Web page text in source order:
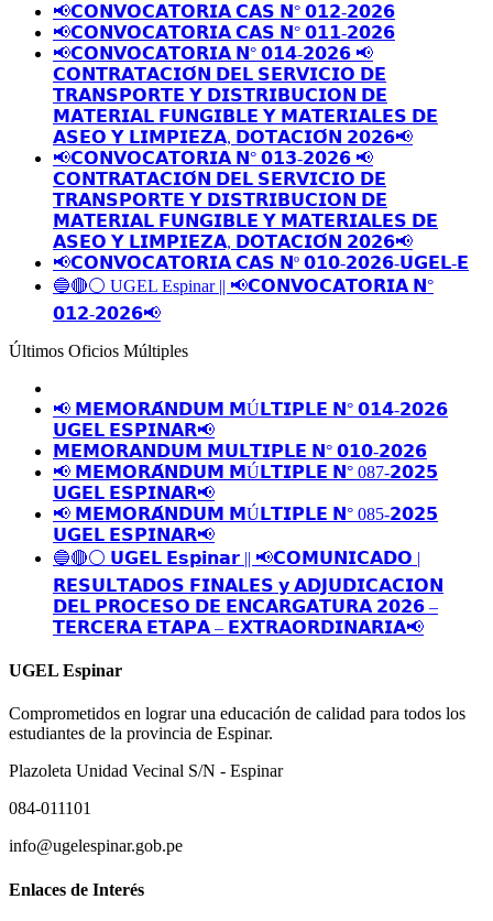
📢𝗖𝗢𝗡𝗩𝗢𝗖𝗔𝗧𝗢𝗥𝗜𝗔 𝗖𝗔𝗦 𝗡° 𝟬𝟭𝟮-𝟮𝟬𝟮𝟲
📢𝗖𝗢𝗡𝗩𝗢𝗖𝗔𝗧𝗢𝗥𝗜𝗔 𝗖𝗔𝗦 𝗡° 𝟬𝟭𝟭-𝟮𝟬𝟮𝟲
📢𝗖𝗢𝗡𝗩𝗢𝗖𝗔𝗧𝗢𝗥𝗜𝗔 𝗡° 𝟬𝟭𝟰-𝟮𝟬𝟮𝟲 📢
𝗖𝗢𝗡𝗧𝗥𝗔𝗧𝗔𝗖𝗜𝗢́𝗡 𝗗𝗘𝗟 𝗦𝗘𝗥𝗩𝗜𝗖𝗜𝗢 𝗗𝗘
𝗧𝗥𝗔𝗡𝗦𝗣𝗢𝗥𝗧𝗘 𝗬 𝗗𝗜𝗦𝗧𝗥𝗜𝗕𝗨𝗖𝗜𝗢𝗡 𝗗𝗘
𝗠𝗔𝗧𝗘𝗥𝗜𝗔𝗟 𝗙𝗨𝗡𝗚𝗜𝗕𝗟𝗘 𝗬 𝗠𝗔𝗧𝗘𝗥𝗜𝗔𝗟𝗘𝗦 𝗗𝗘
𝗔𝗦𝗘𝗢 𝗬 𝗟𝗜𝗠𝗣𝗜𝗘𝗭𝗔, 𝗗𝗢𝗧𝗔𝗖𝗜𝗢́𝗡 𝟮𝟬𝟮𝟲📢
📢𝗖𝗢𝗡𝗩𝗢𝗖𝗔𝗧𝗢𝗥𝗜𝗔 𝗡° 𝟬𝟭𝟯-𝟮𝟬𝟮𝟲 📢
𝗖𝗢𝗡𝗧𝗥𝗔𝗧𝗔𝗖𝗜𝗢́𝗡 𝗗𝗘𝗟 𝗦𝗘𝗥𝗩𝗜𝗖𝗜𝗢 𝗗𝗘
𝗧𝗥𝗔𝗡𝗦𝗣𝗢𝗥𝗧𝗘 𝗬 𝗗𝗜𝗦𝗧𝗥𝗜𝗕𝗨𝗖𝗜𝗢𝗡 𝗗𝗘
𝗠𝗔𝗧𝗘𝗥𝗜𝗔𝗟 𝗙𝗨𝗡𝗚𝗜𝗕𝗟𝗘 𝗬 𝗠𝗔𝗧𝗘𝗥𝗜𝗔𝗟𝗘𝗦 𝗗𝗘
𝗔𝗦𝗘𝗢 𝗬 𝗟𝗜𝗠𝗣𝗜𝗘𝗭𝗔, 𝗗𝗢𝗧𝗔𝗖𝗜𝗢́𝗡 𝟮𝟬𝟮𝟲📢
📢𝗖𝗢𝗡𝗩𝗢𝗖𝗔𝗧𝗢𝗥𝗜𝗔 𝗖𝗔𝗦 𝗡º 𝟬𝟭𝟬-𝟮𝟬𝟮𝟲-𝗨𝗚𝗘𝗟-𝗘
🔵🔴⚪️ UGEL Espinar || 📢𝗖𝗢𝗡𝗩𝗢𝗖𝗔𝗧𝗢𝗥𝗜𝗔 𝗡°
𝟬𝟭𝟮-𝟮𝟬𝟮𝟲📢
Últimos Oficios Múltiples
📢 𝗠𝗘𝗠𝗢𝗥𝗔́𝗡𝗗𝗨𝗠 𝗠Ú𝗟𝗧𝗜𝗣𝗟𝗘 𝗡° 𝟬𝟭𝟰-𝟮𝟬𝟮𝟲
𝗨𝗚𝗘𝗟 𝗘𝗦𝗣𝗜𝗡𝗔𝗥📢
𝗠𝗘𝗠𝗢𝗥𝗔𝗡𝗗𝗨𝗠 𝗠𝗨𝗟𝗧𝗜𝗣𝗟𝗘 𝗡° 𝟬𝟭𝟬-𝟮𝟬𝟮𝟲
📢 𝗠𝗘𝗠𝗢𝗥𝗔́𝗡𝗗𝗨𝗠 𝗠Ú𝗟𝗧𝗜𝗣𝗟𝗘 𝗡° 087-𝟮𝟬𝟮𝟱
𝗨𝗚𝗘𝗟 𝗘𝗦𝗣𝗜𝗡𝗔𝗥📢
📢 𝗠𝗘𝗠𝗢𝗥𝗔́𝗡𝗗𝗨𝗠 𝗠Ú𝗟𝗧𝗜𝗣𝗟𝗘 𝗡° 085-𝟮𝟬𝟮𝟱
𝗨𝗚𝗘𝗟 𝗘𝗦𝗣𝗜𝗡𝗔𝗥📢
🔵🔴⚪️ 𝗨𝗚𝗘𝗟 𝗘𝘀𝗽𝗶𝗻𝗮𝗿 || 📢𝗖𝗢𝗠𝗨𝗡𝗜𝗖𝗔𝗗𝗢 |
𝗥𝗘𝗦𝗨𝗟𝗧𝗔𝗗𝗢𝗦 𝗙𝗜𝗡𝗔𝗟𝗘𝗦 𝘆 𝗔𝗗𝗝𝗨𝗗𝗜𝗖𝗔𝗖𝗜𝗢𝗡
𝗗𝗘𝗟 𝗣𝗥𝗢𝗖𝗘𝗦𝗢 𝗗𝗘 𝗘𝗡𝗖𝗔𝗥𝗚𝗔𝗧𝗨𝗥𝗔 𝟮𝟬𝟮𝟲 –
𝗧𝗘𝗥𝗖𝗘𝗥𝗔 𝗘𝗧𝗔𝗣𝗔 – 𝗘𝗫𝗧𝗥𝗔𝗢𝗥𝗗𝗜𝗡𝗔𝗥𝗜𝗔📢
UGEL Espinar
Comprometidos en lograr una educación de calidad para todos los
estudiantes de la provincia de Espinar.
Plazoleta Unidad Vecinal S/N - Espinar
084-011101
info@ugelespinar.gob.pe
Enlaces de Interés